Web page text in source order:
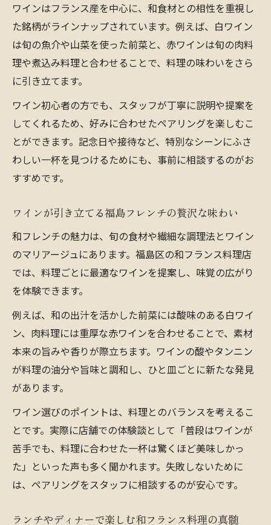
ワインはフランス産を中心に、和食材との相性を重視し
た銘柄がラインナップされています。例えば、白ワイン
は旬の魚介や山菜を使った前菜と、赤ワインは旬の肉料
理や煮込み料理と合わせることで、料理の味わいをさら
に引き立てます。
ワイン初心者の方でも、スタッフが丁寧に説明や提案を
してくれるため、好みに合わせたペアリングを楽しむこ
とができます。記念日や接待など、特別なシーンにふさ
わしい一杯を見つけるためにも、事前に相談するのがお
すすめです。
ワインが引き立てる福島フレンチの贅沢な味わい
和フレンチの魅力は、旬の食材や繊細な調理法とワイン
のマリアージュにあります。福島区の和フランス料理店
では、料理ごとに最適なワインを提案し、味覚の広がり
を体験できます。
例えば、和の出汁を活かした前菜には酸味のある白ワイ
ン、肉料理には重厚な赤ワインを合わせることで、素材
本来の旨みや香りが際立ちます。ワインの酸やタンニン
が料理の油分や旨味と調和し、ひと皿ごとに新たな発見
があります。
ワイン選びのポイントは、料理とのバランスを考えるこ
とです。実際に店舗での体験談として「普段はワインが
苦手でも、料理に合わせた一杯は驚くほど美味しかっ
た」といった声も多く聞かれます。失敗しないために
は、ペアリングをスタッフに相談するのが安心です。
ランチやディナーで楽しむ和フランス料理の真髄